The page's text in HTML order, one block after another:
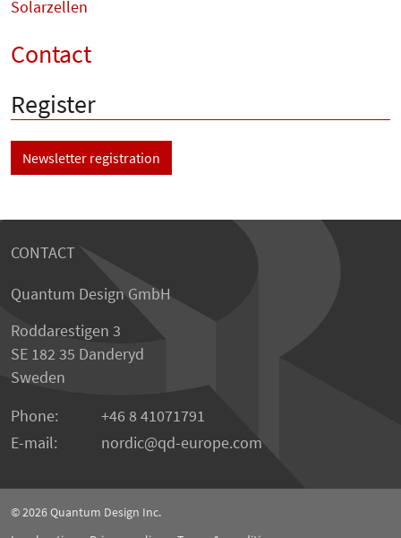
Solarzellen
Contact
Register
Newsletter registration
CONTACT
Quantum Design GmbH
Roddarestigen 3
SE 182 35 Danderyd
Sweden
Phone:
+46 8 41071791
E-mail:
nordic qd-europe.com
© 2026Quantum Design Inc.